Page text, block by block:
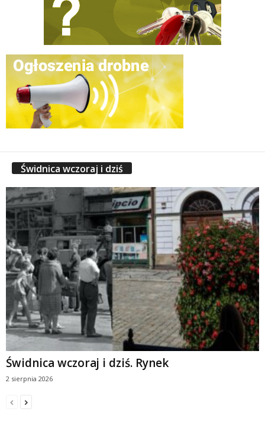
Świdnica wczoraj i dziś
Świdnica wczoraj i dziś. Rynek
2 sierpnia 2026